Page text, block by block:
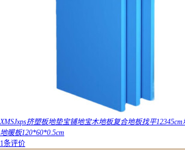
XMSJxps挤塑板地垫宝铺地宝木地板复合地板找平
地暖板120*60*0.5cm
1条评价